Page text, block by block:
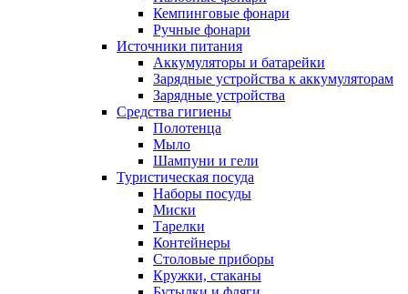
Кемпинговые фонари
Ручные фонари
Источники питания
Аккумуляторы и батарейки
Зарядные устройства к аккумуляторам
Зарядные устройства
Средства гигиены
Полотенца
Мыло
Шампуни и гели
Туристическая посуда
Наборы посуды
Миски
Тарелки
Контейнеры
Столовые приборы
Кружки, стаканы